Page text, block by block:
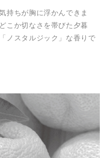
持ちが胸に浮かんできま
こか切なさを帯びた夕暮
ノスタルジック」な香りで